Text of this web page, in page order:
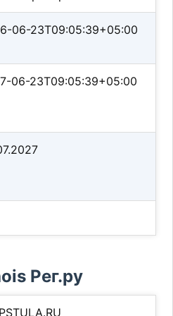
06-23T09:05:39+05:00
06-23T09:05:39+05:00
Рег.ру